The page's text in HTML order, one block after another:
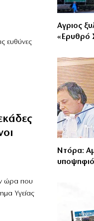
ευθύνες
ώρα που
Υγείας
Αγριος
«Ερυθρό
Ντόρα: